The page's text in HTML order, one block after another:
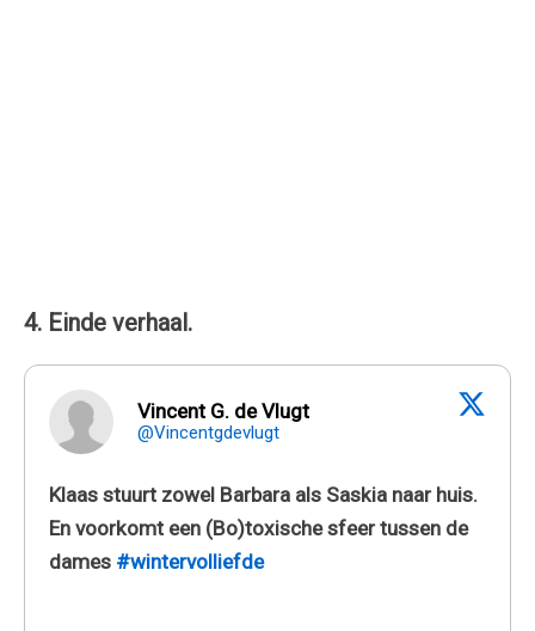
4. Einde verhaal.
Vincent G. de Vlugt
@Vincentgdevlugt
Klaas stuurt zowel Barbara als Saskia naar huis.
En voorkomt een (Bo)toxische sfeer tussen de
dames #wintervolliefde